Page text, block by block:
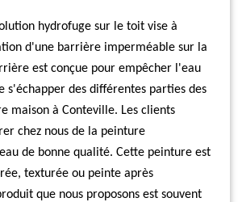
hydrofuge sur le toit vise à
d'une barrière imperméable sur la
est conçue pour empêcher l'eau
s'échapper des différentes parties des
maison à Conteville. Les clients
chez nous de la peinture
de bonne qualité. Cette peinture est
texturée ou peinte après
que nous proposons est souvent